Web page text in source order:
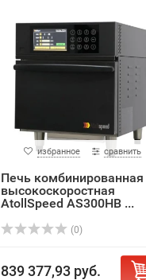
избранное сравнить
Печь комбинированная
высокоскоростная
AtollSpeed AS300HB ...
(0)
839 377,93 руб.